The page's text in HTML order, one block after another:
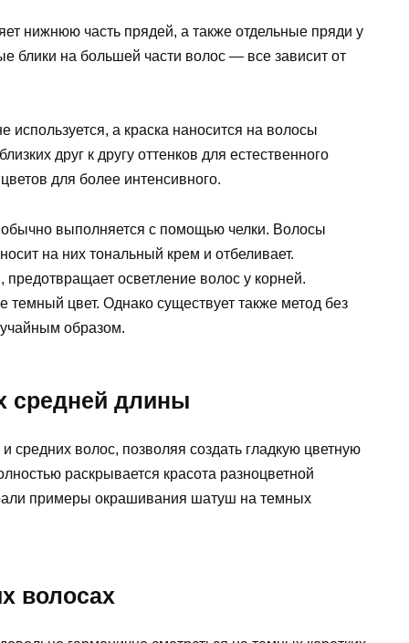
нижнюю часть прядей, а также отдельные пряди у
блики на большей части волос — все зависит от
а краска наносится на волосы
друг к другу оттенков для естественного
для более интенсивного.
выполняется с помощью челки. Волосы
на них тональный крем и отбеливает.
осветление волос у корней.
цвет. Однако существует также метод без
образом.
средней длины
волос, позволяя создать гладкую цветную
раскрывается красота разноцветной
примеры окрашивания шатуш на темных
волосах